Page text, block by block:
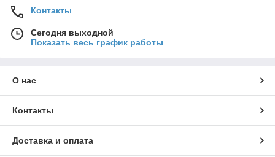
Контакты
Сегодня выходной
Показать весь график работы
О нас
Контакты
Доставка и оплата